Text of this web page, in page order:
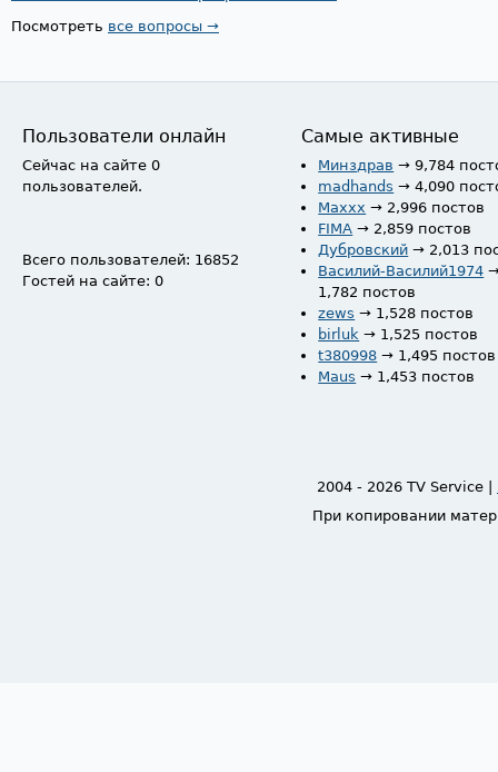
Посмотреть все вопросы →
Пользователи онлайн
Сейчас на сайте 0
пользователей.
Всего пользователей: 16852
Гостей на сайте: 0
Самые активные
Минздрав → 9,784
madhands → 4,090
Maxxx → 2,996 постов
FIMA → 2,859 постов
Дубровский → 2,013
Василий-Василий1974
1,782 постов
zews → 1,528 постов
birluk → 1,525 постов
t380998 → 1,495 постов
Maus → 1,453 постов
2004 - 2026 TV Service |
При копировании